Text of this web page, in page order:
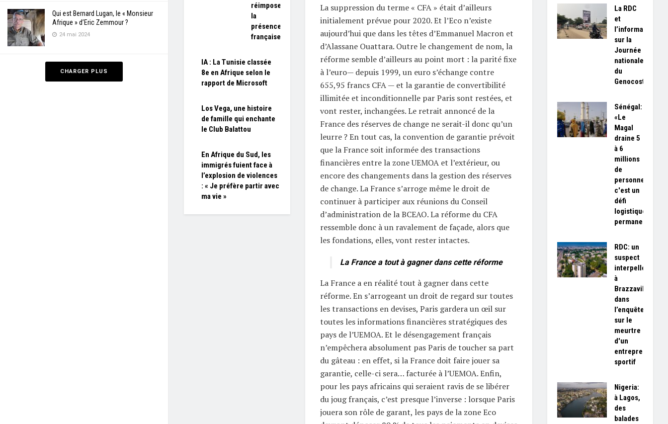
Qui est Bernard Lugan, le « Monsieur
Afrique » d’Eric Zemmour ?
24 mai 2024
CHARGER PLUS
La suppression du terme « CFA » était d’ailleurs
initialement prévue pour 2020. Et l’Eco n’existe
aujourd’hui que dans les têtes d’Emmanuel Macron et
d’Alassane Ouattara. Outre le changement de nom, la
réforme semble d’ailleurs au point mort : la parité fixe
à l’euro— depuis 1999, un euro s’échange contre
655,95 francs CFA — et la garantie de convertibilité
illimitée et inconditionnelle par Paris sont restées, et
vont rester, inchangées. Le retrait annoncé de la
France des réserves de change ne serait-il donc qu’un
leurre ? En tout cas, la convention de garantie prévoit
que la France soit informée des transactions
financières entre la zone UEMOA et l’extérieur, ou
encore des changements dans la gestion des réserves
de change. La France s’arroge même le droit de
continuer à participer aux réunions du Conseil
d’administration de la BCEAO. La réforme du CFA
ressemble donc à un ravalement de façade, alors que
les fondations, elles, vont rester intactes.
La France a tout à gagner dans cette réforme
La France a en réalité tout à gagner dans cette
réforme. En s’arrogeant un droit de regard sur toutes
les transactions en devises, Paris gardera un œil sur
toutes les informations financières stratégiques des
pays de l’UEMOA. Et le désengagement français
n’empêchera absolument pas Paris de toucher sa part
du gâteau : en effet, si la France doit faire jouer sa
garantie, celle-ci sera… facturée à l’UEMOA. Enfin,
pour les pays africains qui seraient ravis de se libérer
du joug français, c’est presque l’inverse : lorsque Paris
jouera son rôle de garant, les pays de la zone Eco
réimposer
la
présence
française
IA : La Tunisie classée
8e en Afrique selon le
rapport de Microsoft
Los Vega, une histoire
de famille qui enchante
le Club Balattou
En Afrique du Sud, les
immigrés fuient face à
l’explosion de violences
: « Je préfère partir avec
ma vie »
La RDC
et
l’information
sur la
Journée
nationale
du
Genocost
Sénégal:
«Le
Magal
draine 5
à 6
millions
de
personnes,
c'est un
défi
logistique
permanent»
RDC: un
suspect
interpellé
à
Brazzaville
dans
l’enquête
sur le
meurtre
d'un
entrepreneur
sportif
Nigeria:
à Lagos,
des
balades